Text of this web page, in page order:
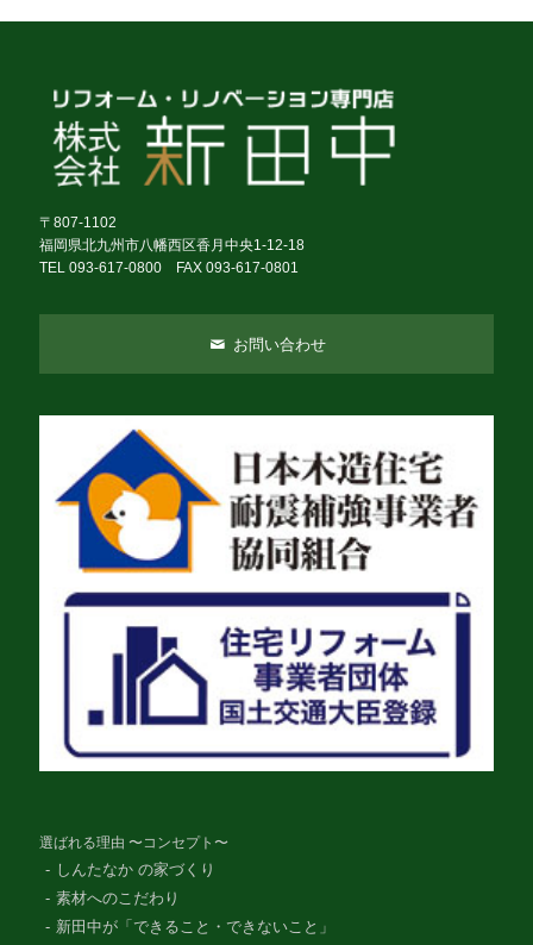
〒807-1102
福岡県北九州市八幡西区香月中央1-12-18
TEL 093-617-0800 FAX 093-617-0801
お問い合わせ
選ばれる理由 〜コンセプト〜
しんたなか の家づくり
素材へのこだわり
新田中が「できること・できないこと」